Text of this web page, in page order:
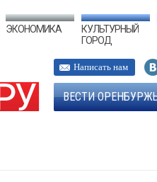
ЭКОНОМИКА
КУЛЬТУРНЫЙ
ГОРОД
Написать нам
ВЕСТИ